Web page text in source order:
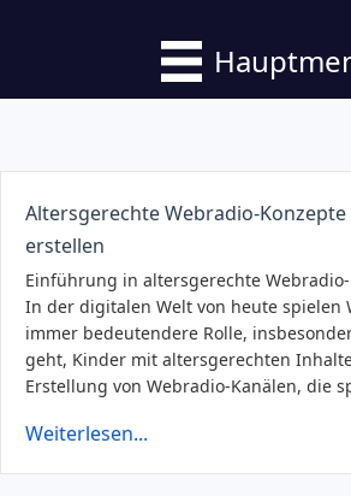
Altersgerechte Webradio-
erstellen
Einführung in altersgerechte
In der digitalen Welt von heute spielen
immer bedeutendere Rolle,
geht, Kinder mit altersgerechten
Erstellung von Webradio-Kanälen, die
Weiterlesen...